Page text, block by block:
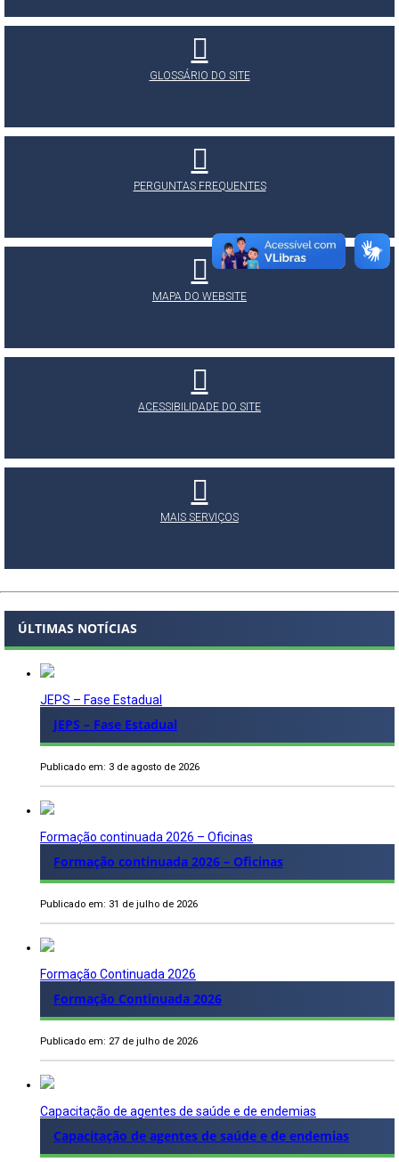
GLOSSÁRIO DO SITE
PERGUNTAS FREQUENTES
MAPA DO WEBSITE
ACESSIBILIDADE DO SITE
MAIS SERVIÇOS
ÚLTIMAS NOTÍCIAS
JEPS – Fase Estadual
JEPS – Fase Estadual
Publicado em: 3 de agosto de 2026
Formação continuada 2026 – Oficinas
Formação continuada 2026 – Oficinas
Publicado em: 31 de julho de 2026
Formação Continuada 2026
Formação Continuada 2026
Publicado em: 27 de julho de 2026
Capacitação de agentes de saúde e de endemias
Capacitação de agentes de saúde e de endemias